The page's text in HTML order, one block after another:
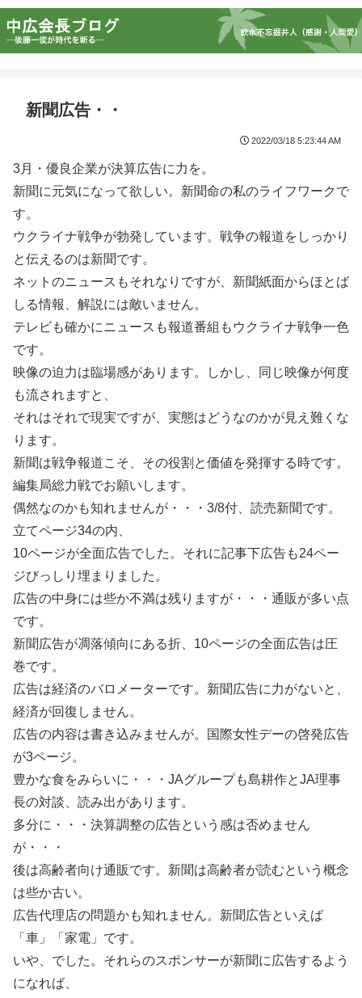
新聞広告・・
2022/03/18 5:23:44 AM
3月・優良企業が決算広告に力を。
新聞に元気になって欲しい。新聞命の私のライフワークで
す。
ウクライナ戦争が勃発しています。戦争の報道をしっかり
と伝えるのは新聞です。
ネットのニュースもそれなりですが、新聞紙面からほとば
しる情報、解説には敵いません。
テレビも確かにニュースも報道番組もウクライナ戦争一色
です。
映像の迫力は臨場感があります。しかし、同じ映像が何度
も流されますと、
それはそれで現実ですが、実態はどうなのかが見え難くな
ります。
新聞は戦争報道こそ、その役割と価値を発揮する時です。
編集局総力戦でお願いします。
偶然なのかも知れませんが・・・3/8付、読売新聞です。
立てページ34の内、
10ページが全面広告でした。それに記事下広告も24ペー
ジびっしり埋まりました。
広告の中身には些か不満は残りますが・・・通販が多い点
です。
新聞広告が凋落傾向にある折、10ページの全面広告は圧
巻です。
広告は経済のバロメーターです。新聞広告に力がないと、
経済が回復しません。
広告の内容は書き込みませんが。国際女性デーの啓発広告
が3ページ。
豊かな食をみらいに・・・JAグループも島耕作とJA理事
長の対談、読み出があります。
多分に・・・決算調整の広告という感は否めません
が・・・
後は高齢者向け通販です。新聞は高齢者が読むという概念
は些か古い。
広告代理店の問題かも知れません。新聞広告といえば
「車」「家電」です。
いや、でした。それらのスポンサーが新聞に広告するよう
になれば、